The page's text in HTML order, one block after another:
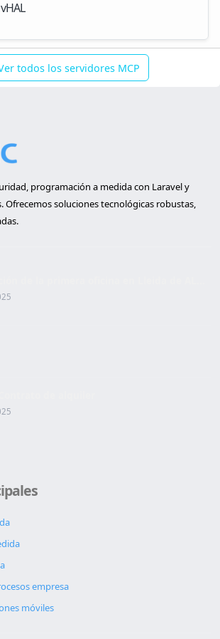
todos los servidores MCP
programación a medida con Laravel y
Ofrecemos soluciones tecnológicas robustas,
empresa
móviles